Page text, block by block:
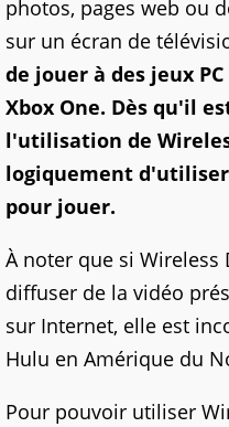
photos, pages web ou
sur un écran de
de jouer à des jeux
Xbox One. Dès qu'il
l'utilisation de
logiquement
pour jouer.
À noter que si Wireless
diffuser de la vidéo
sur Internet, elle est
Hulu en Amérique du
Pour pouvoir utiliser